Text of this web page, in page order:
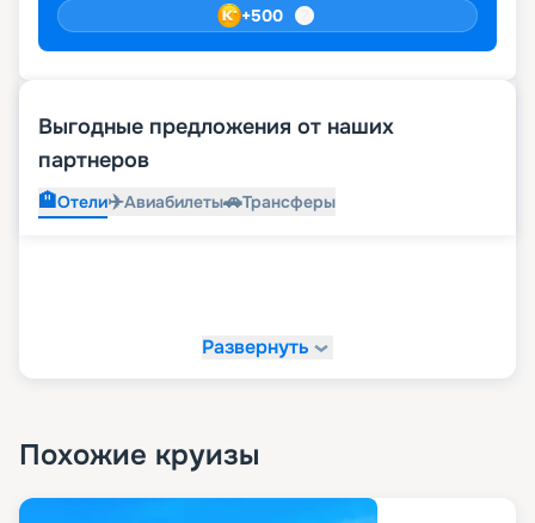
+500
Выгодные предложения от наших
партнеров
🏨Отели✈️Авиабилеты🚗Трансферы
Развернуть
Похожие круизы